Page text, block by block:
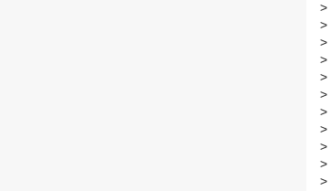
>
>
>
>
>
>
>
>
>
>
>